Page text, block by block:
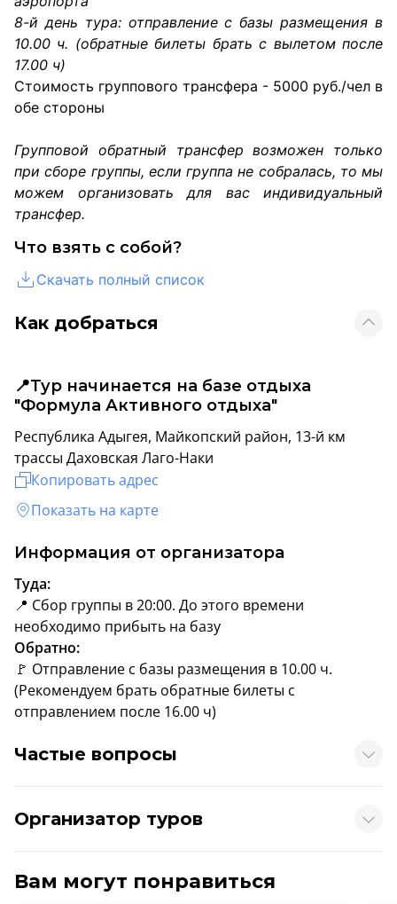
8-й день тура: отправление с базы размещения в
10.00 ч. (обратные билеты брать с вылетом после
17.00 ч)
Стоимость группового трансфера - 5000 руб./чел в
обе стороны
Групповой обратный трансфер возможен только
при сборе группы, если группа не собралась, то мы
можем организовать для вас индивидуальный
трансфер.
Что взять с собой?
Скачать полный список
Как добраться
📍Тур начинается на базе отдыха
"Формула Активного отдыха"
Республика Адыгея, Майкопский район, 13-й км
трассы Даховская Лаго-Наки
Копировать адрес
Показать на карте
Информация от организатора
Туда:
📍 Сбор группы в 20:00. До этого времени
необходимо прибыть на базу
Обратно:
🚩 Отправление с базы размещения в 10.00 ч.
(Рекомендуем брать обратные билеты с
отправлением после 16.00 ч)
Частые вопросы
Организатор туров
Вам могут понравиться